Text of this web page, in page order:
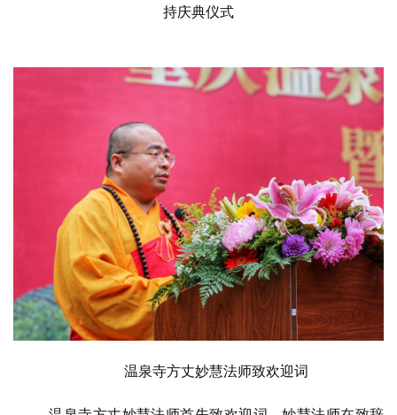
资
访
谈
持庆典仪式
温泉寺方丈妙慧法师致欢迎词